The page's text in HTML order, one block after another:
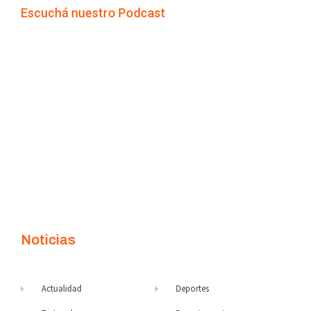
Escuchá nuestro Podcast
Noticias
Actualidad Deportes